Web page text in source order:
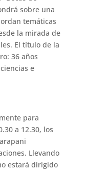
sobre una
temáticas
la mirada de
El título de la
36 años
e
para
a 12.30, los
Llevando
estará dirigido